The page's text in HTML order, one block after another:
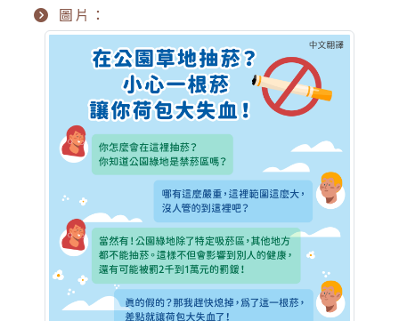
圖片：